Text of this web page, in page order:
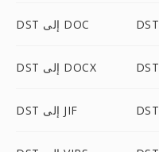
DST إلى DOC
DST إلى DOCX
DST إلى JIF